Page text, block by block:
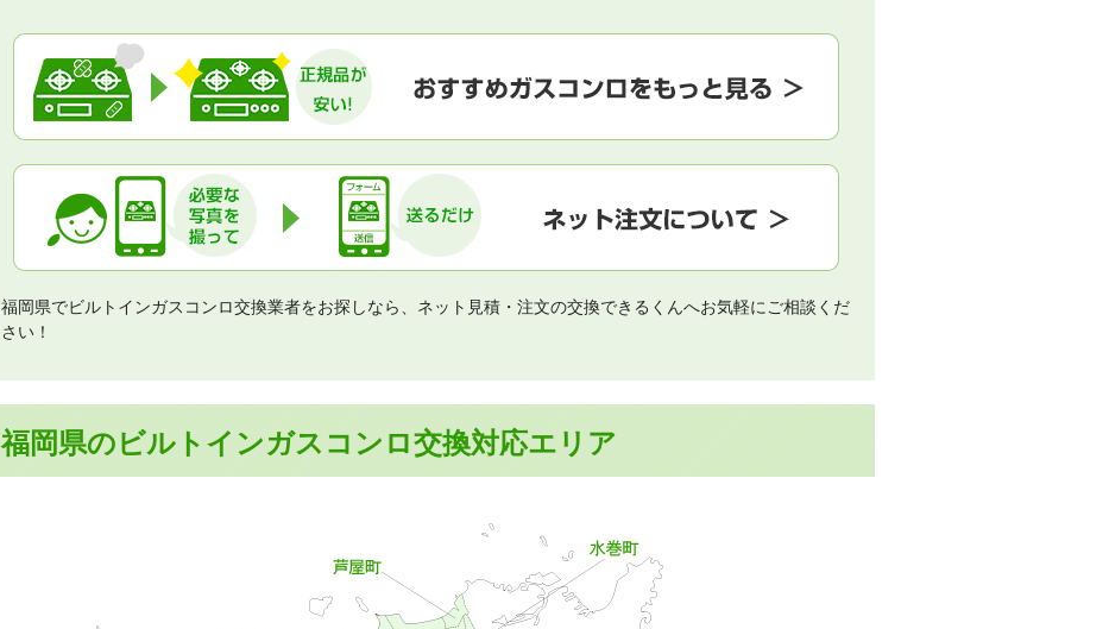
福岡県でビルトインガスコンロ交換業者をお探しなら、ネット見積・注文の交換できるくんへお気軽にご相談くだ
さい！
福岡県のビルトインガスコンロ交換対応エリア